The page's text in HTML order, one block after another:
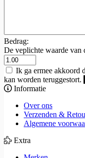
Bedrag:
De veplichte waarde van
Ik ga ermee akkoord
kan worden teruggestort.
Informatie
Over ons
Verzenden &
Algemene
Extra